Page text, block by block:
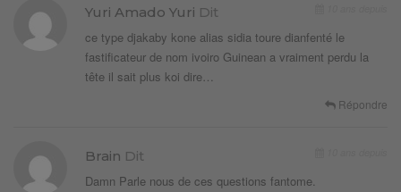
Yuri Amado Yuri Dit
ce type djakaby kone alias sidia toure dianfenté le
fastificateur de nom ivoiro Guinean a vraiment perdu la
tête il sait plus koi dire…
Répondre
Brain Dit
Damn Parle nous de ces questions fantome.